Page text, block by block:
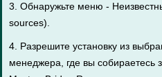
3. Обнаружьте меню -
sources).
4. Разрешите установку из
менеджера, где вы собираетесь